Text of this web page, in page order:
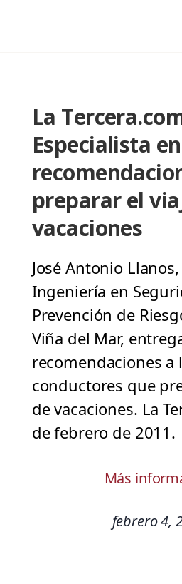
La
Especialista
preparar el
vacaciones
José Antonio
Ingeniería en
Prevención de
Viña del Mar,
recomendaciones a
conductores que
de vacaciones. La
de febrero de 2011.
Más
febrero 4,